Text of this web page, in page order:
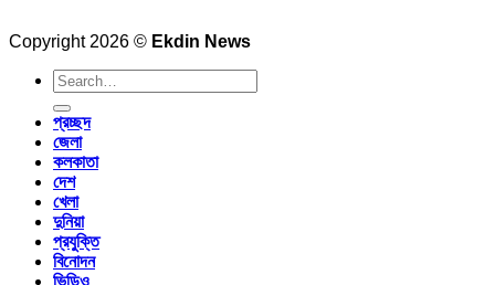
Copyright 2026 © Ekdin News
প্রচ্ছদ
জেলা
কলকাতা
দেশ
খেলা
দুনিয়া
প্রযুক্তি
বিনোদন
ভিডিও